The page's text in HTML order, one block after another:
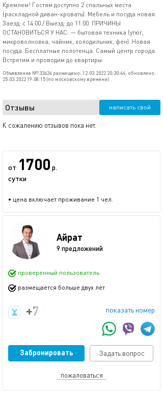
Кремлем! Гостям доступно 2 спальных места
(раскладной диван-кровать). Мебель и посуда новая.
Заезд: с 14:00 / Выезд: до 11:00. ПРИЧИНЫ
ОСТАНОВИТЬСЯ У НАС: — бытовая техника (утюг,
микроволновка, чайник, холодильник, фен). Новая
посуда. Бесплатные полотенца. Самый центр города.
Встретим и проводим до квартиры.
Объявление №133636 размещено: 12.03.2022 20:30:44, обновлено:
25.03.2022 19:08:15 (по московскому времени)
Отзывы написать свой
К сожалению отзывов пока нет.
от 1700 р.
сутки
• цена включает проживание 1 чел.
Айрат
9 предложений
проверенный пользователь
размещается больше двух лет
показать номер
+7 (999) 162-92-92
Забронировать Задать вопрос
пожаловаться